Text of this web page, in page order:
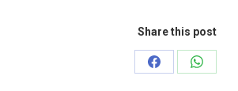
Share this post
PartagerPartager